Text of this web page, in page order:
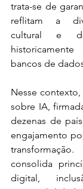
trata-se de
reflitam a
cultural e
bancos de
Nesse
sobre IA,
dezenas de
engajamento
consolida
digital,